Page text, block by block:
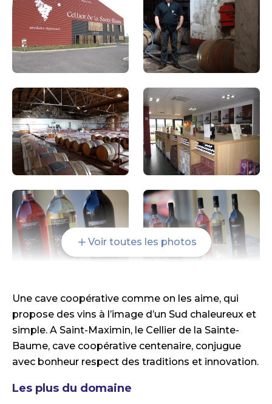
Voir toutes les photos
Une cave coopérative comme on les aime, qui
propose des vins à l’image d’un Sud chaleureux et
simple. A Saint-Maximin, le Cellier de la Sainte-
Baume, cave coopérative centenaire, conjugue
avec bonheur respect des traditions et innovation.
Les plus du domaine